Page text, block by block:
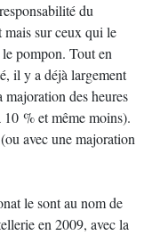
du
sur ceux qui le
pompon. Tout en
il y a déjà largement
des heures
10 % et même moins).
avec une majoration
le sont au nom de
en 2009, avec la